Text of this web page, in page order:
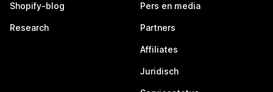
Shopify-blog
Research
Pers en media
Partners
Affiliates
Juridisch